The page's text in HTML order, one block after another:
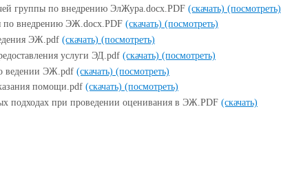
группы по внедрению ЭлЖура.docx.PDF (скачать) (посмотреть)
по внедрению ЭЖ.docx.PDF (скачать) (посмотреть)
ЭЖ.pdf (скачать) (посмотреть)
услуги ЭД.pdf (скачать) (посмотреть)
ведении ЭЖ.pdf (скачать) (посмотреть)
помощи.pdf (скачать) (посмотреть)
подходах при проведении оценивания в ЭЖ.PDF (скачать)